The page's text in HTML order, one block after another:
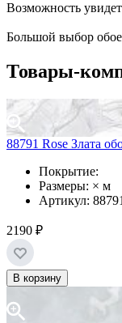
Возможность
Большой выбор
Товары-
88791 Rose Злата
Покрытие:
Размеры: × м
Артикул: 88791
2190 ₽
В корзину